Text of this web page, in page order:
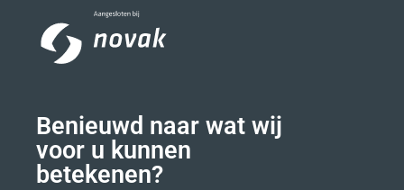
Benieuwd naar wat wij
voor u kunnen
betekenen?